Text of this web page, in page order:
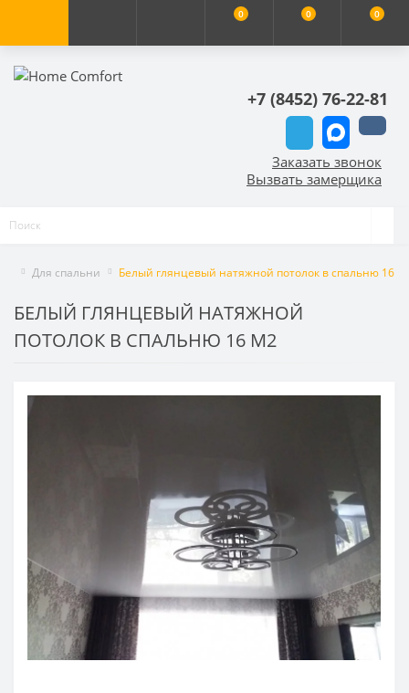
0 0 0
+7 (8452) 76-22-81
Заказать звонок
Вызвать замерщика
Для спальни Белый глянцевый натяжной потолок в спальню 16
БЕЛЫЙ ГЛЯНЦЕВЫЙ НАТЯЖНОЙ
ПОТОЛОК В СПАЛЬНЮ 16 М2